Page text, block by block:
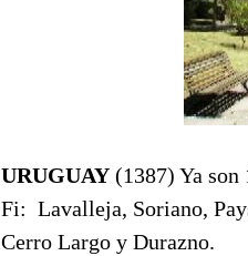
URUGUAY (1387) Ya son
Fi: Lavalleja, Soriano,
Cerro Largo y Durazno.